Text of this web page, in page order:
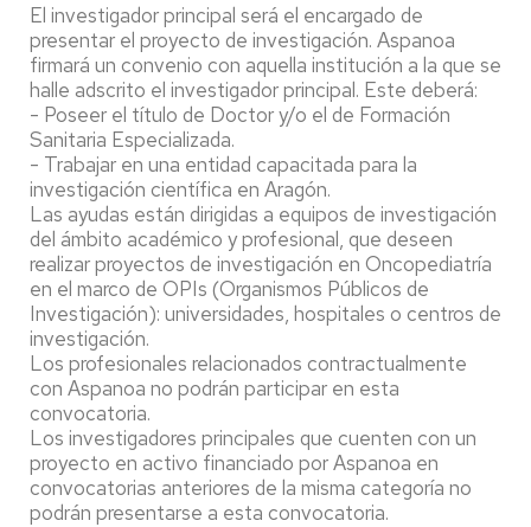
El investigador principal será el encargado de
presentar el proyecto de investigación. Aspanoa
firmará un convenio con aquella institución a la que se
halle adscrito el investigador principal. Este deberá:
- Poseer el título de Doctor y/o el de Formación
Sanitaria Especializada.
- Trabajar en una entidad capacitada para la
investigación científica en Aragón.
Las ayudas están dirigidas a equipos de investigación
del ámbito académico y profesional, que deseen
realizar proyectos de investigación en Oncopediatría
en el marco de OPIs (Organismos Públicos de
Investigación): universidades, hospitales o centros de
investigación.
Los profesionales relacionados contractualmente
con Aspanoa no podrán participar en esta
convocatoria.
Los investigadores principales que cuenten con un
proyecto en activo financiado por Aspanoa en
convocatorias anteriores de la misma categoría no
podrán presentarse a esta convocatoria.